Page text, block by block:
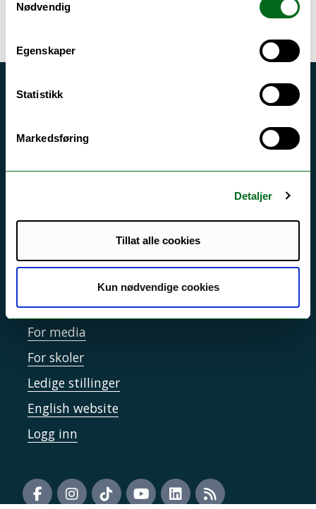
Nødvendig
Egenskaper
Statistikk
Markedsføring
Detaljer
Tillat alle cookies
Kun nødvendige cookies
Akutt hjelp
Driftsmeldinger
Personvern ved UiT
Sikkerhet, beredskap og personvern
Informasjonskapsler
Tilgjengelighetserklæring
Kontakt UiT
For media
For skoler
Ledige stillinger
English website
Logg inn